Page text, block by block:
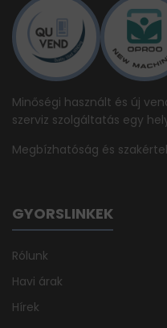
Minőségi használt és új
szerviz szolgáltatás egy
Megbízhatóság és
GYORSLINKEK
Rólunk
Havi árak
Hírek